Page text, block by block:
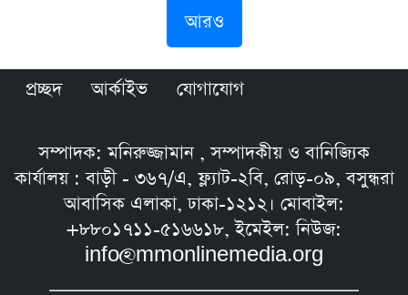
আরও
প্রচ্ছদ আর্কাইভ যোগাযোগ
সম্পাদক: মনিরুজ্জামান , সম্পাদকীয় ও বানিজ্যিক
কার্যালয় : বাড়ী - ৩৬৭/এ, ফ্ল্যাট-২বি, রোড়-০৯, বসুন্ধরা
আবাসিক এলাকা, ঢাকা-১২১২। মোবাইল:
+৮৮০১৭১১-৫১৬৬১৮, ইমেইল: নিউজ:
info@mmonlinemedia.org